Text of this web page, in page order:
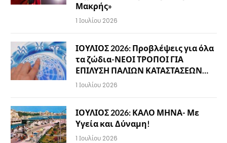
Μακρής»
1 Ιουλίου 2026
ΙΟΥΛΙΟΣ 2026: Προβλέψεις για όλα
τα ζώδια-ΝΕΟΙ ΤΡΟΠΟΙ ΓΙΑ
ΕΠΙΛΥΣΗ ΠΑΛΙΩΝ ΚΑΤΑΣΤΑΣΕΩΝ…
1 Ιουλίου 2026
ΙΟΥΛΙΟΣ 2026: ΚΑΛΟ ΜΗΝΑ- Με
Υγεία και Δύναμη!
1 Ιουλίου 2026